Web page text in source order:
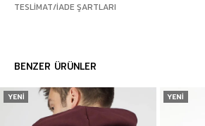
TESLIMAT/İADE ŞARTLARI
BENZER ÜRÜNLER
YENI YENI